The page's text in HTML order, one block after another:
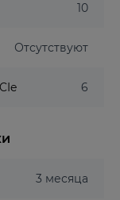
10
Отсутствуют
6
3 месяца